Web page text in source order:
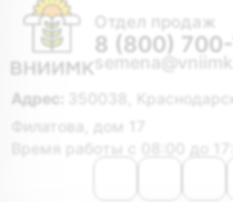
Отдел продаж
8 (800)
Адрес:
350038,
Филатова, дом 17
Время работы с 08:00 до